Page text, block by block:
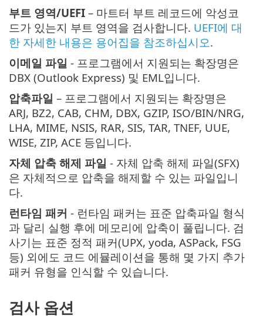
부트 영역/UEFI – 마트터 부트 레코드에 악성코
드가 있는지 부트 영역을 검사합니다. UEFI에 대
한 자세한 내용은 용어집을 참조하십시오.
이메일 파일 - 프로그램에서 지원되는 확장명은
DBX (Outlook Express) 및 EML입니다.
압축파일 – 프로그램에서 지원되는 확장명은
ARJ, BZ2, CAB, CHM, DBX, GZIP, ISO/BIN/NRG,
LHA, MIME, NSIS, RAR, SIS, TAR, TNEF, UUE,
WISE, ZIP, ACE 등입니다.
자체 압축 해제 파일 - 자체 압축 해제 파일(SFX)
은 자체적으로 압축을 해제할 수 있는 파일입니
다.
런타임 패커 - 런타임 패커는 표준 압축파일 형식
과 달리 실행 후에 메모리에 압축이 풀립니다. 검
사기는 표준 정적 패커(UPX, yoda, ASPack, FSG
등) 외에도 코드 에뮬레이션을 통해 몇 가지 추가
패커 유형을 인식할 수 있습니다.
검사 옵션